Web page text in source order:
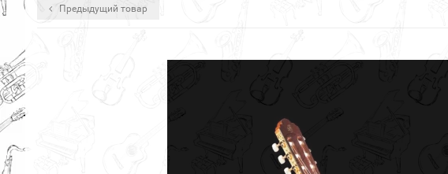
Предыдущий товар